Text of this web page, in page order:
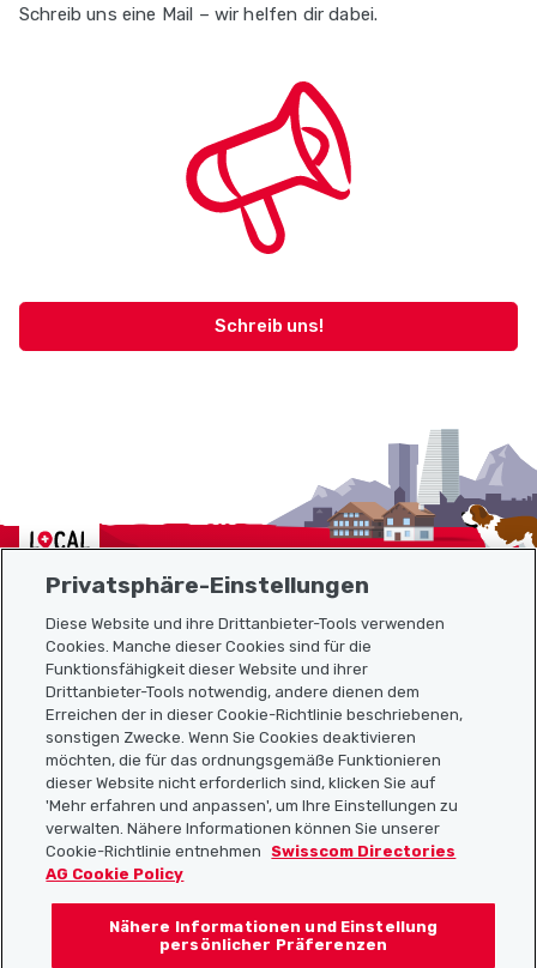
Schreib uns eine Mail – wir helfen dir dabei.
Schreib uns!
Localcities
Sitemap
Nützliche Links
Localcities App herunterladen
Folgt uns auf:
Privatsphäre-Einstellungen
Diese Website und ihre Drittanbieter-Tools verwenden
Cookies. Manche dieser Cookies sind für die
Funktionsfähigkeit dieser Website und ihrer
Drittanbieter-Tools notwendig, andere dienen dem
Erreichen der in dieser Cookie-Richtlinie beschriebenen,
sonstigen Zwecke. Wenn Sie Cookies deaktivieren
möchten, die für das ordnungsgemäße Funktionieren
dieser Website nicht erforderlich sind, klicken Sie auf
'Mehr erfahren und anpassen', um Ihre Einstellungen zu
verwalten. Nähere Informationen können Sie unserer
Cookie-Richtlinie entnehmen
Swisscom Directories
AG Cookie Policy
Nähere Informationen und Einstellung
persönlicher Präferenzen